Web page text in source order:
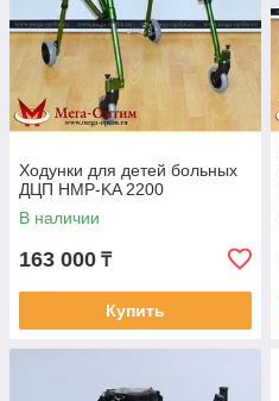
Ходунки для детей больных
ДЦП HMP-KA 2200
В наличии
163 000 ₸
Купить